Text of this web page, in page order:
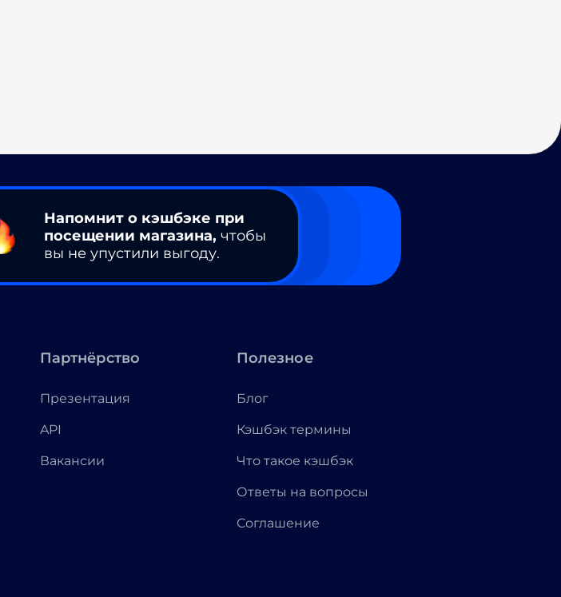
Напомнит о кэшбэке при
посещении магазина, чтобы
вы не упустили выгоду.
Партнёрство
Презентация
API
Вакансии
Полезное
Блог
Кэшбэк термины
Что такое кэшбэк
Ответы на вопросы
Соглашение